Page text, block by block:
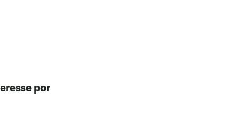
por